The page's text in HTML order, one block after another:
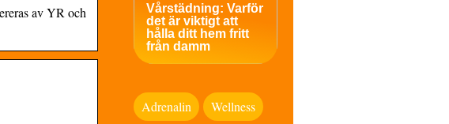
av YR och
Vårstädning: Varför
det är viktigt att
hålla ditt hem fritt
från damm
Adrenalin Wellness